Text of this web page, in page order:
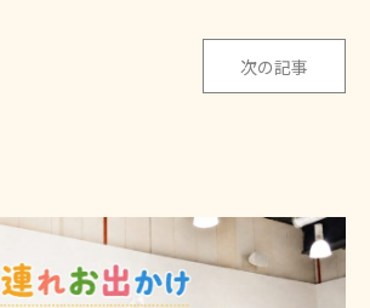
次の記事